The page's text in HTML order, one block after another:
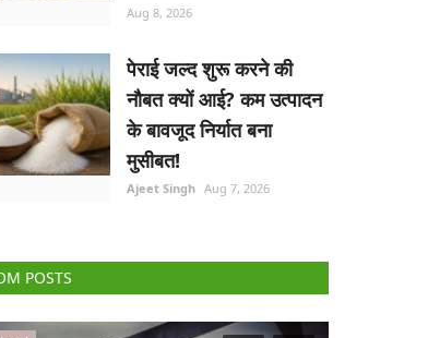
Aug 8, 2026
पेराई जल्द शुरू करने की
नौबत क्यों आई? कम उत्पादन
के बावजूद निर्यात बना
मुसीबत!
Ajeet Singh Aug 7, 2026
POSTS